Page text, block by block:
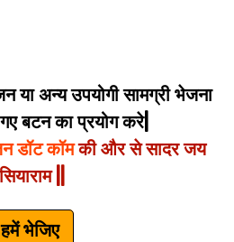
या अन्य उपयोगी सामग्री भेजना
बटन का प्रयोग करे|
डॉट कॉमकी और से सादर जय
सियाराम ||
हमें भेजिए